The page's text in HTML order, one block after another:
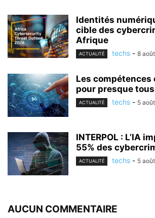
Identités
cible des
Afrique
ACTUALITÉ techs - 8
Les compétences
pour presque
ACTUALITÉ techs - 5
INTERPOL : L’IA
55% des
ACTUALITÉ techs - 5
AUCUN COMMENTAIRE